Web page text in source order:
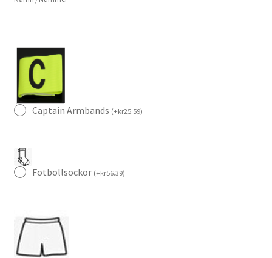
Captain Armbands (+kr25.59)
Fotbollsockor (+kr56.39)